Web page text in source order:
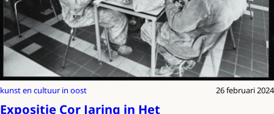
kunst en cultuur in oost 26 februari 2024
Expositie Cor Jaring in Het